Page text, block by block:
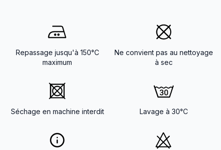
Repassage jusqu'à 150°C
maximum
Ne convient pas au nettoyage
à sec
Séchage en machine interdit Lavage à 30°C